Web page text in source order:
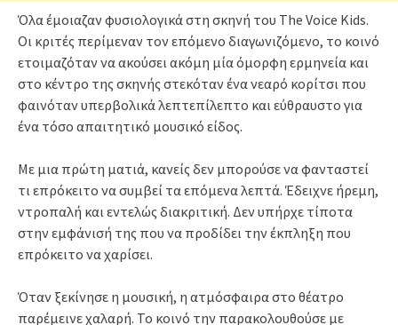
Όλα έμοιαζαν φυσιολογικά στη σκηνή του The Voice Kids.
Οι κριτές περίμεναν τον επόμενο διαγωνιζόμενο, το κοινό
ετοιμαζόταν να ακούσει ακόμη μία όμορφη ερμηνεία και
στο κέντρο της σκηνής στεκόταν ένα νεαρό κορίτσι που
φαινόταν υπερβολικά λεπτεπίλεπτο και εύθραυστο για
ένα τόσο απαιτητικό μουσικό είδος.
Με μια πρώτη ματιά, κανείς δεν μπορούσε να φανταστεί
τι επρόκειτο να συμβεί τα επόμενα λεπτά. Έδειχνε ήρεμη,
ντροπαλή και εντελώς διακριτική. Δεν υπήρχε τίποτα
στην εμφάνισή της που να προδίδει την έκπληξη που
επρόκειτο να χαρίσει.
Όταν ξεκίνησε η μουσική, η ατμόσφαιρα στο θέατρο
παρέμεινε χαλαρή. Το κοινό την παρακολουθούσε με